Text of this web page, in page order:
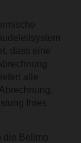
dass eine
alle
Ihres
die Belimo